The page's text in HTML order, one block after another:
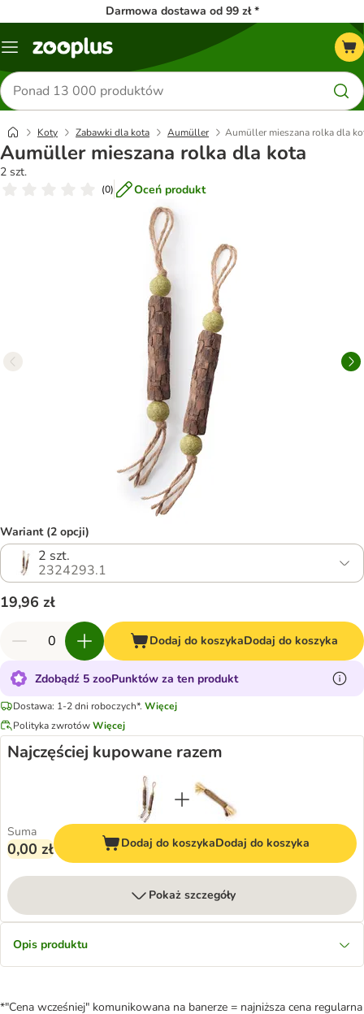
Darmowa dostawa od 99 zł *
Menu
Szukaj
produktów
Koty Zabawki dla kota Aumüller Aumüller mieszana rolka dla
Aumüller mieszana rolka dla kota
2 szt.
(0) Oceń produkt
Wariant (2 opcji)
2 szt.
2324293.1
19,96 zł
Dodaj do koszykaDodaj do koszyka
Zdobądź 5 zooPunktów za ten produkt
Dostawa: 1-2 dni roboczych*. Więcej
Polityka zwrotówWięcej
Najczęściej kupowane razem
Suma
0,00 zł Dodaj do koszykaDodaj do koszyka
Pokaż szczegóły
Opis produktu
*"Cena wcześniej" komunikowana na banerze = najniższa cena regularna